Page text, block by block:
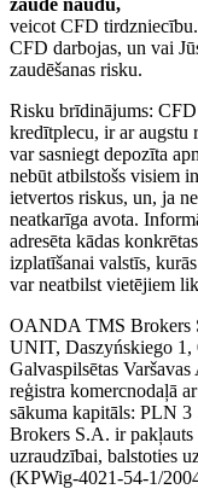
veicot CFD
CFD darbojas, un vai
zaudēšanas risku.
Risku brīdinājums:
kredītplecu, ir ar augstu
var sasniegt depozīta
nebūt atbilstošs visiem
ietvertos riskus, un, ja
neatkarīga avota.
adresēta kādas
izplatīšanai valstīs,
var neatbilst vietējiem
OANDA TMS Brokers
UNIT, Daszyńskiego 1,
Galvaspilsētas
reģistra komercnodaļā
sākuma kapitāls: PLN
Brokers S.A. ir pakļauts
uzraudzībai, balstoties
(KPWig-4021-54-1/